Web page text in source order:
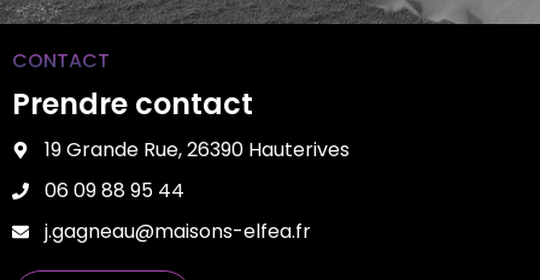
CONTACT
Prendre contact
19 Grande Rue, 26390 Hauterives
06 09 88 95 44
j.gagneau@maisons-elfea.fr